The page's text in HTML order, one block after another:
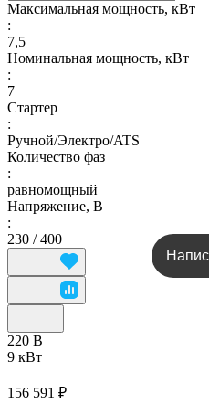
Максимальная мощность, кВт
:
7,5
Номинальная мощность, кВт
:
7
Стартер
:
Ручной/Электро/ATS
Количество фаз
:
равномощный
Напряжение, В
:
230 / 400
220 В
9 кВт
156 591 ₽